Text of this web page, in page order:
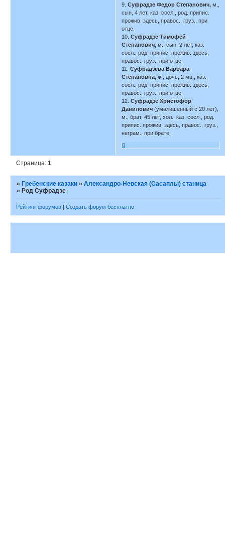
9.Суфрадзе Федор Степанович, м.,
сын, 4 лет, каз. сосл., род. припис.
прожив. здесь, правос., груз., при
отце.
10.Суфрадзе Тимофей
Степанович , м., сын, 2 лет, каз.
сосл., род. припис. прожив. здесь,
правос., груз., при отце.
11.Суфрадзева Варвара
Степановна , ж., дочь, 2 мц., каз.
сосл., род. припис. прожив. здесь,
правос., груз., при отце.
12.Суфрадзе Христофор
Данилович (умалишенный с 20 лет),
м., брат, 45 лет, хол., каз. сосл., род.
припис. прожив. здесь, правос., груз.,
неграм., при брате.
0
Страница:1
» Гребенские казаки »Александро-Невская (Сасаплы) станица
» Род Суфрадзе
Рейтинг форумов | Создать форум бесплатно